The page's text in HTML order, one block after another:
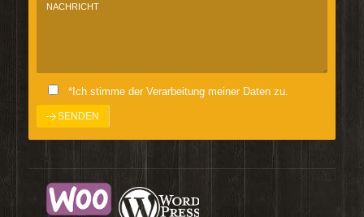
*Ich stimme der Verarbeitung meiner Daten zu.